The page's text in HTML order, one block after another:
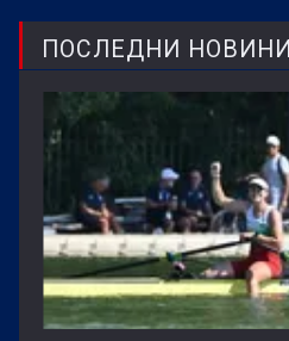
ПОСЛЕДНИ НОВИНИ